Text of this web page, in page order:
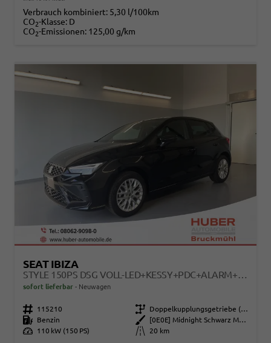
Verbrauch kombiniert: 5,30 l/100km
CO2-Klasse: D
CO2-Emissionen: 125,00 g/km
SEAT IBIZA
STYLE 150PS DSG VOLL-LED+KESSY+PDC+ALARM+NAVI+PANO+SOUND+KAMERA+GV5
sofort lieferbar Neuwagen
Fahrzeugnr. 115210 Getriebe
Doppelkupplungsgetriebe (DSG)
Kraftstoff
Benzin Außenfarbe
[0E0E] Midnight Schwarz Metallic
Leistung
110 kW (150 PS) Kilometerstand 20 km